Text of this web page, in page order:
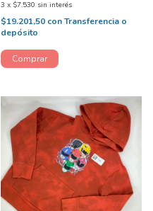
3 x $7.530 sin interés
$19.201,50 conTransferencia o
depósito